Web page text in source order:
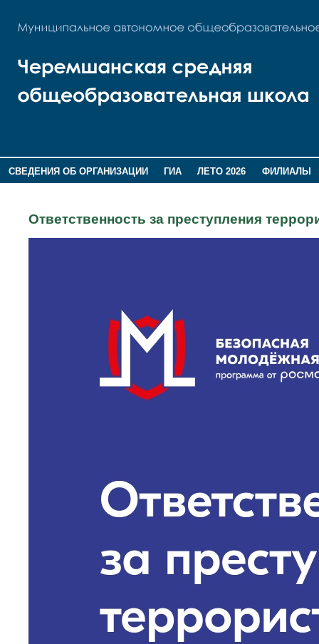
СВЕДЕНИЯ ОБ ОРГАНИЗАЦИИ ГИА ЛЕТО 2026
ФИЛИАЛЫ
Ответственность за преступления